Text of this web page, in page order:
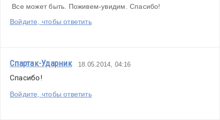
Все может быть. Поживем-увидим. Спасибо!
Войдите, чтобы ответить
Спартак-Ударник 18.05.2014, 04:16
Спасибо!
Войдите, чтобы ответить